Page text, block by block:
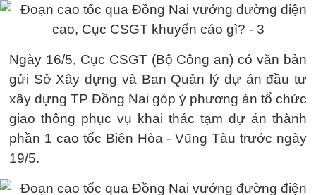
Ngày 16/5, Cục CSGT (Bộ Công an) có văn bản
gửi Sở Xây dựng và Ban Quản lý dự án đầu tư
xây dựng TP Đồng Nai góp ý phương án tổ chức
giao thông phục vụ khai thác tạm dự án thành
phần 1 cao tốc Biên Hòa - Vũng Tàu trước ngày
19/5.